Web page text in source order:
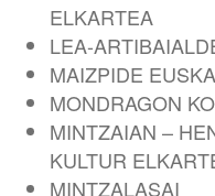
ELKARTEA
LEA-
MAIZPIDE
MONDRAGON
MINTZAIAN –
KULTUR
MINTZALASAI